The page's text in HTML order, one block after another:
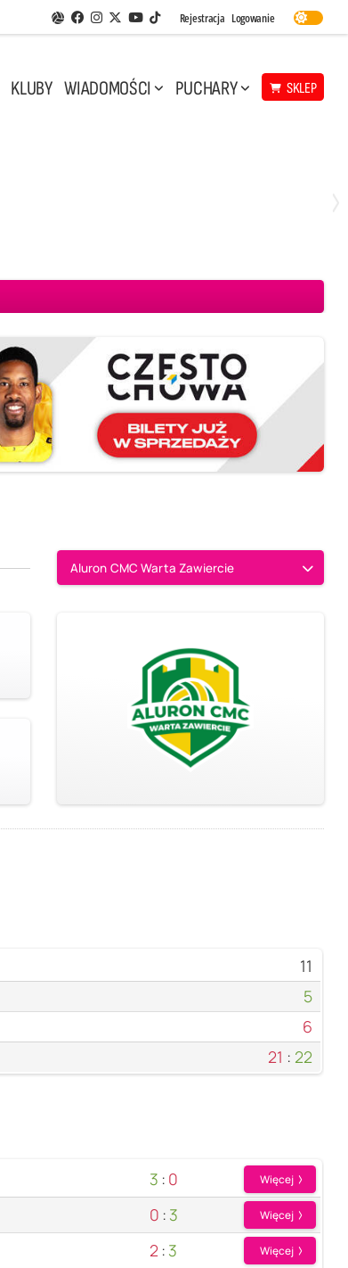
Aplikacja Siatkarskie Ligi
Facebook
Instagram
Twitter
Youtube
TikTok
Rejestracja Logowanie
KLUBY WIADOMOŚCI PUCHARY SKLEP
Aluron CMC Warta Zawiercie
11
5
6
21 : 22
3 : 0 Więcej
0 : 3 Więcej
2 : 3 Więcej